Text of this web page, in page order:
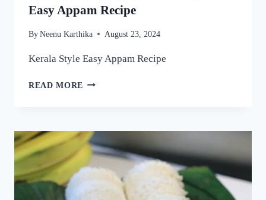
Easy Appam Recipe
By Neenu Karthika August 23, 2024
Kerala Style Easy Appam Recipe
READ MORE യീസ്റ്റ്
പഞ്ഞിപോലെ
സോഫ്റ്റ്
ആയ
പാലപ്പം
കിട്ടാൻ
ഇതുപോലെ